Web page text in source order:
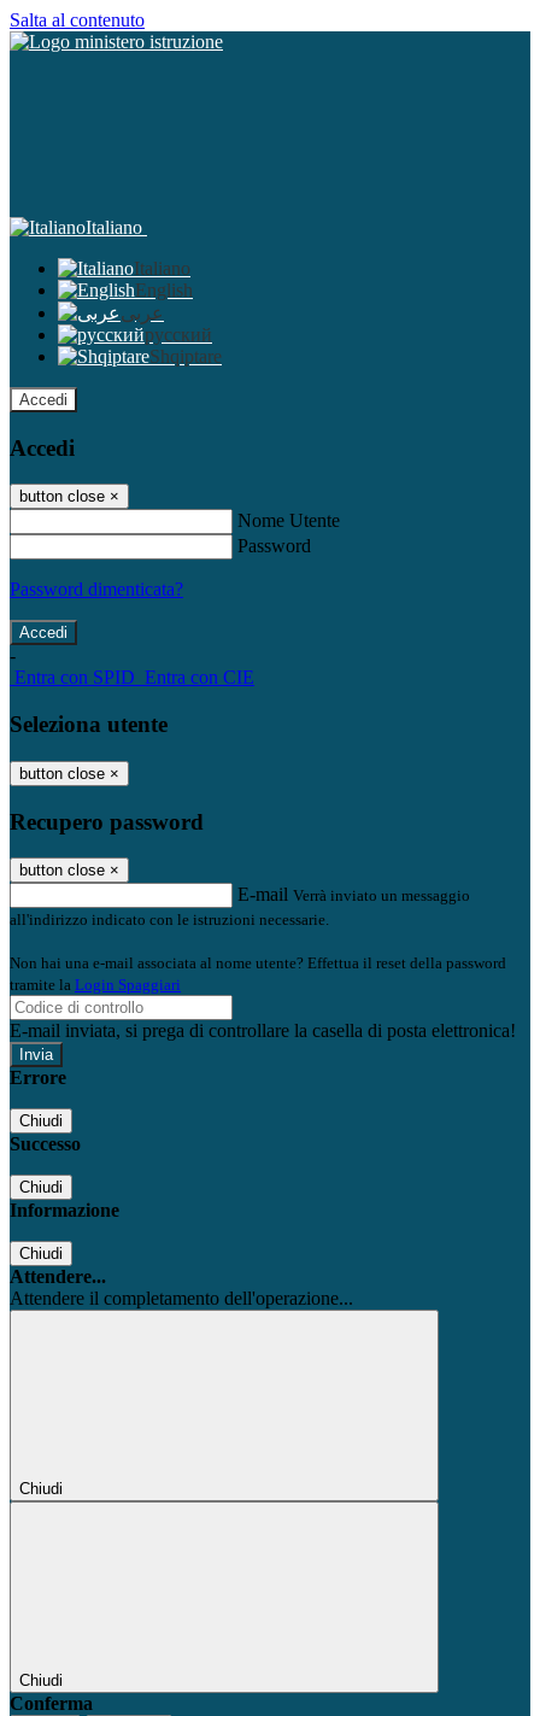
Salta al contenuto
Italiano
Italiano
English
عربى
русский
Shqiptare
Accedi
Accedi
button close ×
Nome Utente
Password
Password dimenticata?
-
Entra con SPID Entra con CIE
Seleziona utente
button close ×
Recupero password
button close ×
E-mail Verrà inviato un messaggio
all'indirizzo indicato con le istruzioni necessarie.
Non hai una e-mail associata al nome utente? Effettua il reset della password
tramite la Login Spaggiari
E-mail inviata, si prega di controllare la casella di posta elettronica!
Errore
Chiudi
Successo
Chiudi
Informazione
Chiudi
Attendere...
Attendere il completamento dell'operazione...
Chiudi
Chiudi
Conferma